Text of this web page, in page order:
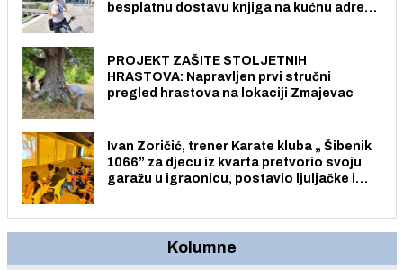
besplatnu dostavu knjiga na kućnu adresu
PROJEKT ZAŠITE STOLJETNIH
HRASTOVA: Napravljen prvi stručni
pregled hrastova na lokaciji Zmajevac
Ivan Zoričić, trener Karate kluba „ Šibenik
1066” za djecu iz kvarta pretvorio svoju
garažu u igraonicu, postavio ljuljačke i
Kolumne